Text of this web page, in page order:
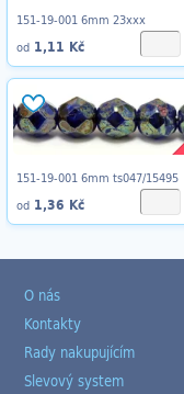
151-19-001 6mm 23xxx
od 1,11 Kč
151-19-001 6mm ts047/15495
od 1,36 Kč
O nás
Kontakty
Rady nakupujícím
Slevový system